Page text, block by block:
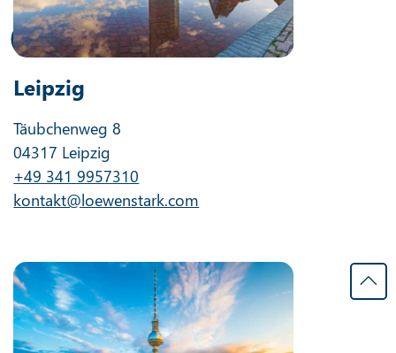
Leipzig
Täubchenweg 8
04317 Leipzig
+49 341 9957310
kontakt@loewenstark.com